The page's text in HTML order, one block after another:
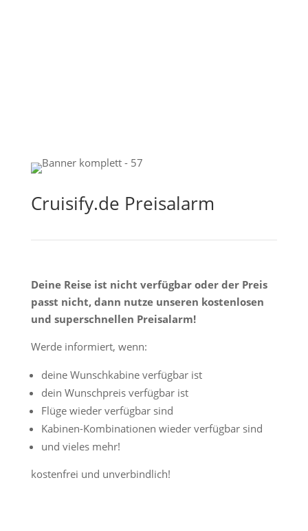
Cruisify.de Preisalarm
Deine Reise ist nicht verfügbar oder der Preis
passt nicht, dann nutze unseren kostenlosen
und superschnellen Preisalarm!
Werde informiert, wenn:
deine Wunschkabine verfügbar ist
dein Wunschpreis verfügbar ist
Flüge wieder verfügbar sind
Kabinen-Kombinationen wieder verfügbar sind
und vieles mehr!
kostenfrei und unverbindlich!